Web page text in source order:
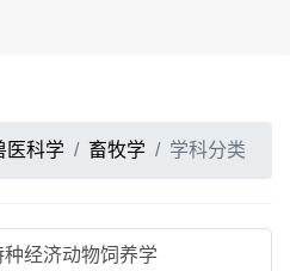
医科学 畜牧学 学科分类
种经济动物饲养学